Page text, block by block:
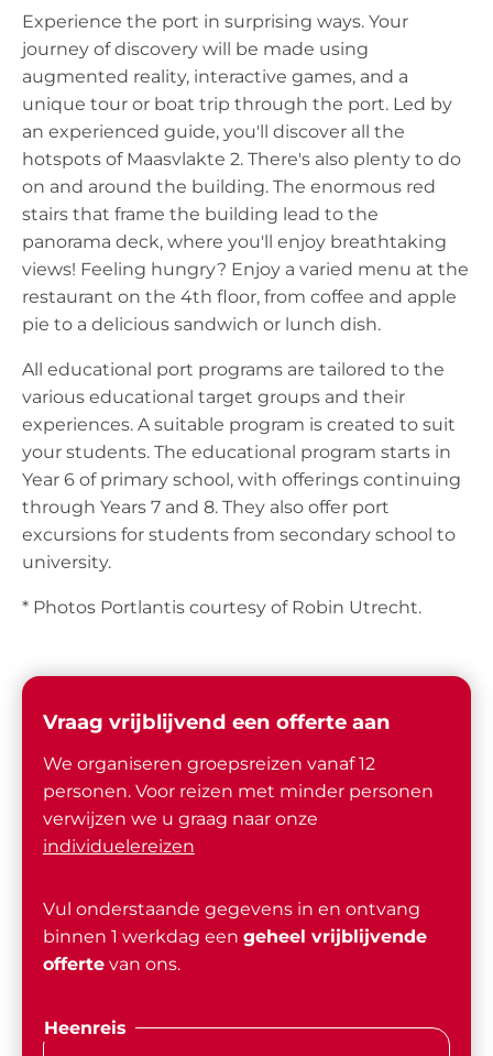
Experience the port in surprising ways. Your
journey of discovery will be made using
augmented reality, interactive games, and a
unique tour or boat trip through the port. Led by
an experienced guide, you'll discover all the
hotspots of Maasvlakte 2. There's also plenty to do
on and around the building. The enormous red
stairs that frame the building lead to the
panorama deck, where you'll enjoy breathtaking
views! Feeling hungry? Enjoy a varied menu at the
restaurant on the 4th floor, from coffee and apple
pie to a delicious sandwich or lunch dish.
All educational port programs are tailored to the
various educational target groups and their
experiences. A suitable program is created to suit
your students. The educational program starts in
Year 6 of primary school, with offerings continuing
through Years 7 and 8. They also offer port
excursions for students from secondary school to
university.
* Photos Portlantis courtesy of Robin Utrecht.
Vraag vrijblijvend een offerte aan
We organiseren groepsreizen vanaf 12
personen. Voor reizen met minder personen
verwijzen we u graag naar onze
individuelereizen
Vul onderstaande gegevens in en ontvang
binnen 1 werkdag een geheel vrijblijvende
offertevan ons.
Heenreis